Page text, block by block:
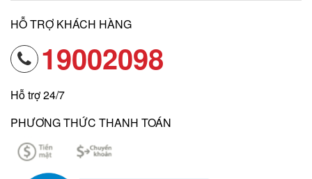
HỖ TRỢ KHÁCH HÀNG
19002098
Hỗ trợ 24/7
PHƯƠNG THỨC THANH TOÁN